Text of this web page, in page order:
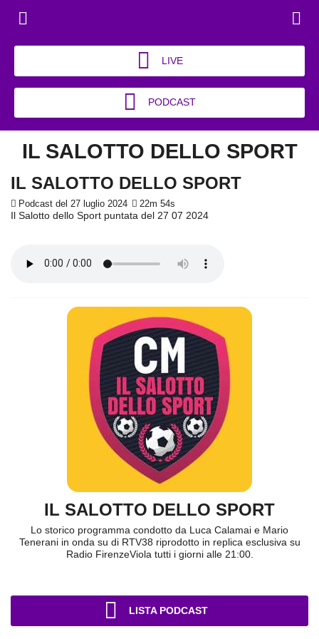
LIVE
PODCAST
IL SALOTTO DELLO SPORT
IL SALOTTO DELLO SPORT
Podcast del 27 luglio 2024 22m 54s
Il Salotto dello Sport puntata del 27 07 2024
IL SALOTTO DELLO SPORT
Lo storico programma condotto da Luca Calamai e Mario
Tenerani in onda su di RTV38 riprodotto in replica esclusiva su
Radio FirenzeViola tutti i giorni alle 21:00.
LISTA PODCAST